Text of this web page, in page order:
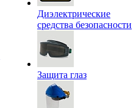
Диэлектрические
средства безопасности
Защита глаз